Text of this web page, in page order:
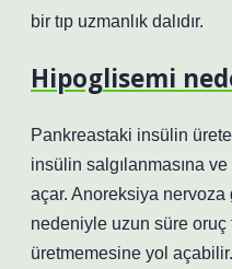
bir tıp uzmanlık dalıdır.
Hipoglisemi
Pankreastaki insülin
insülin salgılanmasına
açar. Anoreksiya
nedeniyle uzun süre
üretmemesine yol